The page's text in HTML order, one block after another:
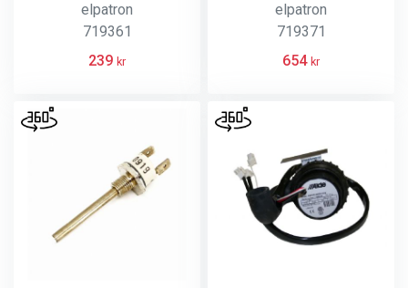
elpatron
719361
239 kr
elpatron
719371
654 kr